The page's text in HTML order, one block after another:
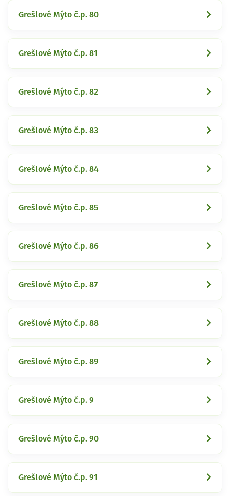
Grešlové Mýto č.p. 80
Grešlové Mýto č.p. 81
Grešlové Mýto č.p. 82
Grešlové Mýto č.p. 83
Grešlové Mýto č.p. 84
Grešlové Mýto č.p. 85
Grešlové Mýto č.p. 86
Grešlové Mýto č.p. 87
Grešlové Mýto č.p. 88
Grešlové Mýto č.p. 89
Grešlové Mýto č.p. 9
Grešlové Mýto č.p. 90
Grešlové Mýto č.p. 91